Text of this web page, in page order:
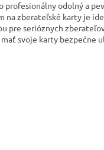
profesionálny odolný a
na zberateľské karty je
pre serióznych
svoje karty bezpečne